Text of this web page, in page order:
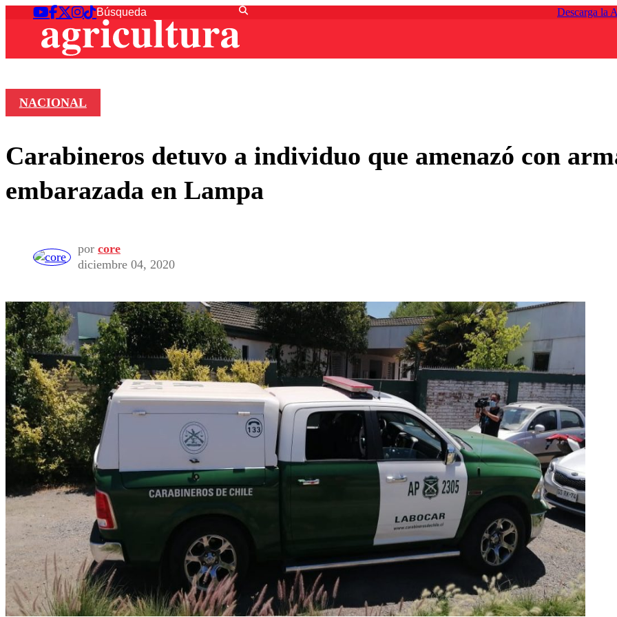
Descarga la
NACIONAL
Carabineros detuvo a individuo que amenazó con
embarazada en Lampa
por core
diciembre 04, 2020